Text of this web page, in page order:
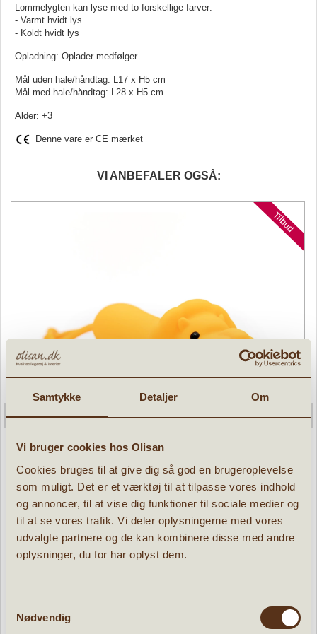
Samtykke Detaljer Om
Vi bruger cookies hos Olisan
Cookies bruges til at give dig så god en brugeroplevelse
som muligt. Det er et værktøj til at tilpasse vores indhold
og annoncer, til at vise dig funktioner til sociale medier og
til at se vores trafik. Vi deler oplysningerne med vores
udvalgte partnere og de kan kombinere disse med andre
oplysninger, du for har oplyst dem.
Nødvendig
Lommelygten kan lyse med to forskellige farver:
- Varmt hvidt lys
- Koldt hvidt lys
Opladning: Oplader medfølger
Mål uden hale/håndtag: L17 x H5 cm
Mål med hale/håndtag: L28 x H5 cm
Alder: +3
Denne vare er CE mærket
VI ANBEFALER OGSÅ:
Lommelygte Løve
» læs mere
179,95kr.
Tilbud